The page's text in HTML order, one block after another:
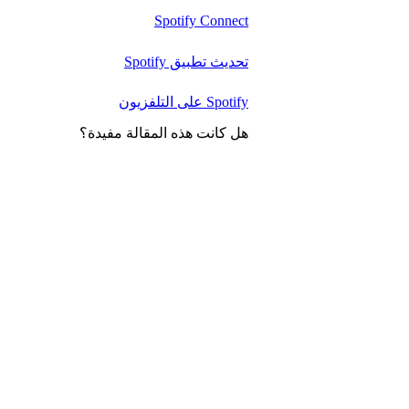
Spotify Connect
تحديث تطبيق Spotify
Spotify على التلفزيون
هل كانت هذه المقالة مفيدة؟